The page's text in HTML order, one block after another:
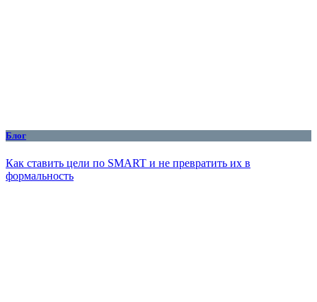
Блог
Как ставить цели по SMART и не превратить их в
формальность